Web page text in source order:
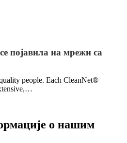
појавила на мрежи са
people. Each CleanNet®
о нашим